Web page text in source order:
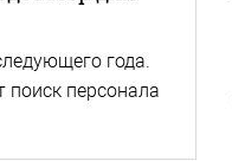
года.
поиск персонала